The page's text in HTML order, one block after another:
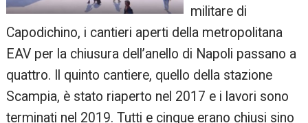
militare di
Capodichino, i cantieri aperti della metropolitana
EAV per la chiusura dell’anello di Napoli passano a
quattro. Il quinto cantiere, quello della stazione
Scampia, è stato riaperto nel 2017 e i lavori sono
terminati nel 2019. Tutti e cinque erano chiusi sino